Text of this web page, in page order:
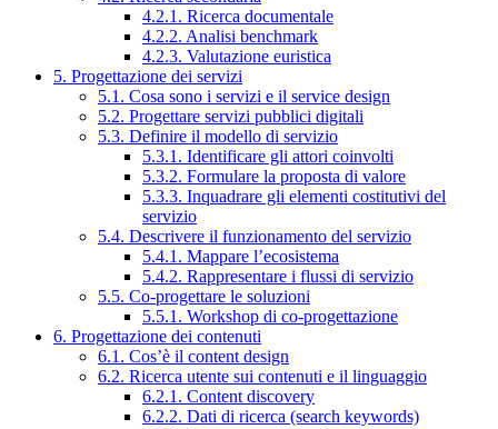
4.2.1. Ricerca documentale
4.2.2. Analisi benchmark
4.2.3. Valutazione euristica
5. Progettazione dei servizi
5.1. Cosa sono i servizi e il service design
5.2. Progettare servizi pubblici digitali
5.3. Definire il modello di servizio
5.3.1. Identificare gli attori coinvolti
5.3.2. Formulare la proposta di valore
5.3.3. Inquadrare gli elementi costitutivi del
servizio
5.4. Descrivere il funzionamento del servizio
5.4.1. Mappare l’ecosistema
5.4.2. Rappresentare i flussi di servizio
5.5. Co-progettare le soluzioni
5.5.1. Workshop di co-progettazione
6. Progettazione dei contenuti
6.1. Cos’è il content design
6.2. Ricerca utente sui contenuti e il linguaggio
6.2.1. Content discovery
6.2.2. Dati di ricerca (search keywords)